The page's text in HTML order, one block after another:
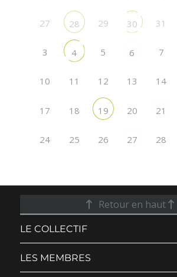
27 28 29 30 31
3 4 5 6 7
10 11 12 13 14
17 18 19 20 21
24 25 26 27 28
Retour en haut
LE COLLECTIF
LES MEMBRES